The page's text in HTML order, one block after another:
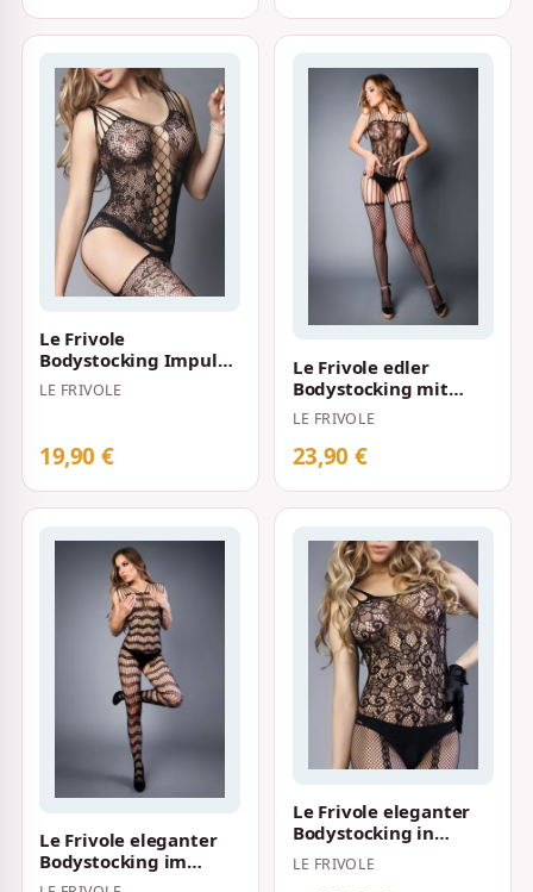
Le Frivole
Bodystocking Impulse
in Netzoptik mit
Blumenornamenten S-
LE FRIVOLE
19,90 €
Le Frivole edler
Bodystocking mit
Spitzenoptik und
Netzstrümpfen S-L S…
LE FRIVOLE
23,90 €
Le Frivole eleganter
Bodystocking im
Lamellen-Design S-L
Le Frivole eleganter
Bodystocking in
Häkeloptik mit
angedeutetem
LE FRIVOLE